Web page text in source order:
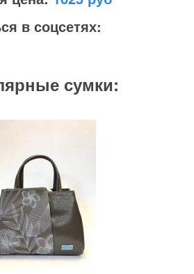
в соцсетях:
сумки: